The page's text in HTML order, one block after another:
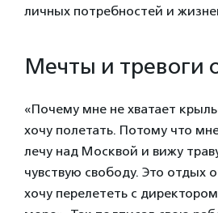
личных потребностей и
Мечты и тревоги
«Почему мне не хватает
хочу полетать. Потому что
лечу над Москвой и вижу
чувствую свободу. Это отдых
хочу перелететь с